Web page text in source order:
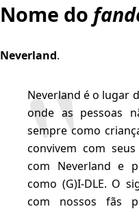
Nome do
Neverland.
Neverland é o lugar
onde as pessoas
sempre como
convivem com
com Neverland e
como (G)I-DLE. O
com nossos fãs